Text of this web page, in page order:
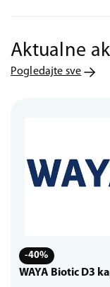
Aktualne
Pogledajte sve
-40%
WAYA Biotic D3